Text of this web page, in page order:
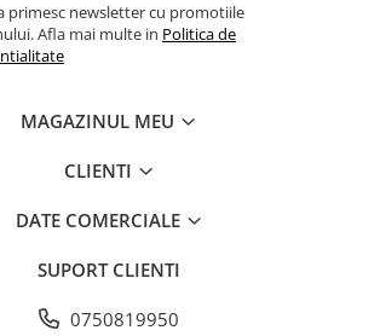
primesc newsletter cu promotiile
Afla mai multe in Politica de
MAGAZINUL MEU
CLIENTI
DATE COMERCIALE
SUPORT CLIENTI
0750819950